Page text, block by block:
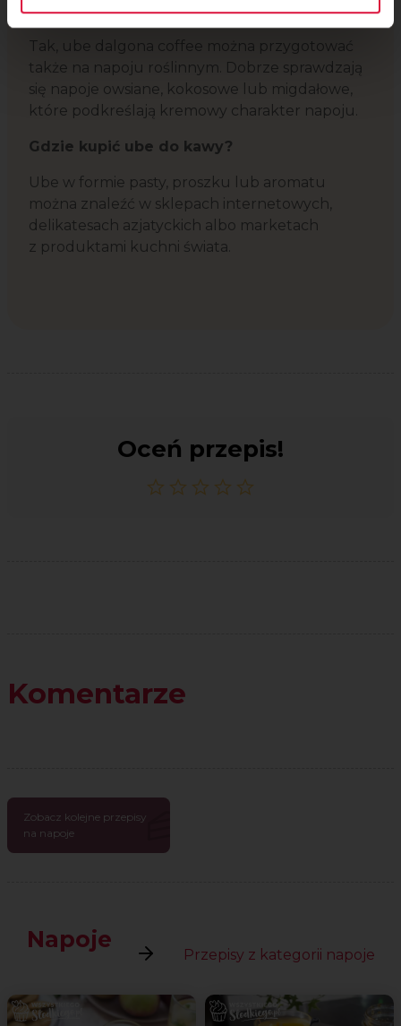
mleka krowiego?
Tak, ube dalgona coffee można przygotować
także na napoju roślinnym. Dobrze sprawdzają
się napoje owsiane, kokosowe lub migdałowe,
które podkreślają kremowy charakter napoju.
Gdzie kupić ube do kawy?
Ube w formie pasty, proszku lub aromatu
można znaleźć w sklepach internetowych,
delikatesach azjatyckich albo marketach
z produktami kuchni świata.
Oceń przepis!
Komentarze
Zobacz kolejne przepisy
na napoje
Napoje
Przepisy z kategorii napoje